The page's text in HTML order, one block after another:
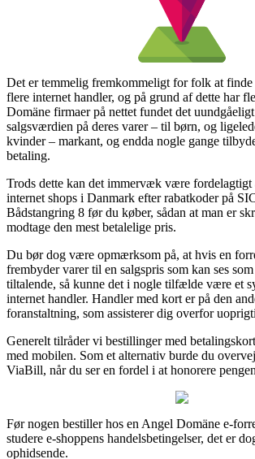
Det er temmelig fremkommeligt for folk at finde
flere internet handler, og på grund af dette har
Domäne firmaer på nettet fundet det
salgsværdien på deres varer – til børn, og
kvinder – markant, og endda nogle gange
betaling.
Trods dette kan det immervæk være fordelagtigt
internet shops i Danmark efter rabatkoder på
Bådstangring 8 før du køber, sådan at man er
modtage den mest betalelige pris.
Du bør dog være opmærksom på, at hvis en
frembyder varer til en salgspris som kan ses
tiltalende, så kunne det i nogle tilfælde være et
internet handler. Handler med kort er på den
foranstaltning, som assisterer dig overfor
Generelt tilråder vi bestillinger med
med mobilen. Som et alternativ burde du
ViaBill, når du ser en fordel i at honorere
Før nogen bestiller hos en Angel Domäne e-
studere e-shoppens handelsbetingelser, det er
ophidsende.